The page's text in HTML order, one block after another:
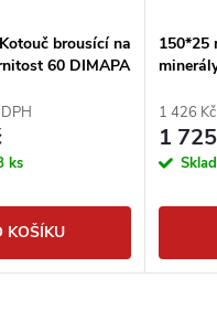
brousící na
60 DIMAPA
ks
KOŠÍKU
150*25
1 426
1